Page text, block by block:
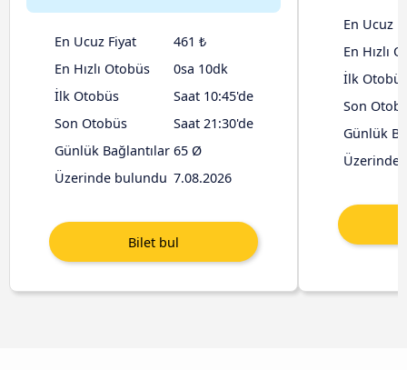
En Ucuz Fiyat
461 ₺
En Hızlı Otobüs
0sa 10dk
İlk Otobüs
Saat 10:45'de
Son Otobüs
Saat 21:30'de
Günlük Bağlantılar 65 Ø
Üzerinde bulundu 7.08.2026
En Ucuz
En Hızlı
İlk Otobüs
Son
Günlük
Üzerinde